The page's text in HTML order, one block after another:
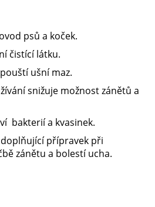
psů a koček.
čistící látku.
ušní maz.
snižuje možnost zánětů a
bakterií a kvasinek.
přípravek při
zánětu a bolestí ucha.